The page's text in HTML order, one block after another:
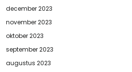
december 2023
november 2023
oktober 2023
september 2023
augustus 2023